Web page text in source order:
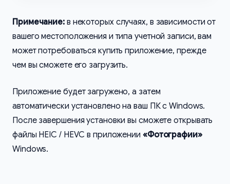
Примечание:в некоторых случаях, в зависимости от
вашего местоположения и типа учетной записи, вам
может потребоваться купить приложение, прежде
чем вы сможете его загрузить.
Приложение будет загружено, а затем
автоматически установлено на ваш ПК с Windows.
После завершения установки вы сможете открывать
файлы HEIC / HEVC в приложении «Фотографии»
Windows.